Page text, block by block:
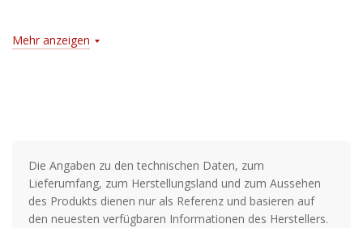
Mehr anzeigen
Die Angaben zu den technischen Daten, zum
Lieferumfang, zum Herstellungsland und zum Aussehen
des Produkts dienen nur als Referenz und basieren auf
den neuesten verfügbaren Informationen des Herstellers.